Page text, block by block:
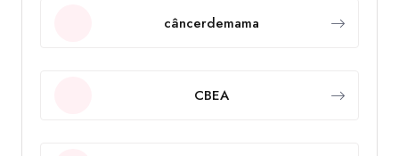
câncerdemama
CBEA